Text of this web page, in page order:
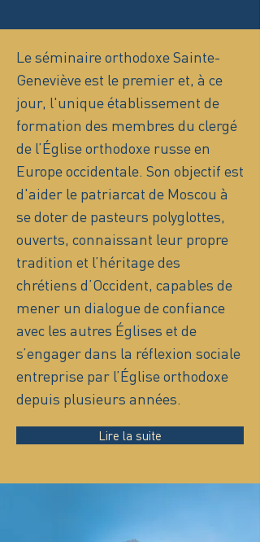
Le séminaire orthodoxe Sainte-
Geneviève est le premier et, à ce
jour, l'unique établissement de
formation des membres du clergé
de l’Église orthodoxe russe en
Europe occidentale. Son objectif est
d'aider le patriarcat de Moscou à
se doter de pasteurs polyglottes,
ouverts, connaissant leur propre
tradition et l’héritage des
chrétiens d’Occident, capables de
mener un dialogue de confiance
avec les autres Églises et de
s’engager dans la réflexion sociale
entreprise par l’Église orthodoxe
depuis plusieurs années.
Lire la suite